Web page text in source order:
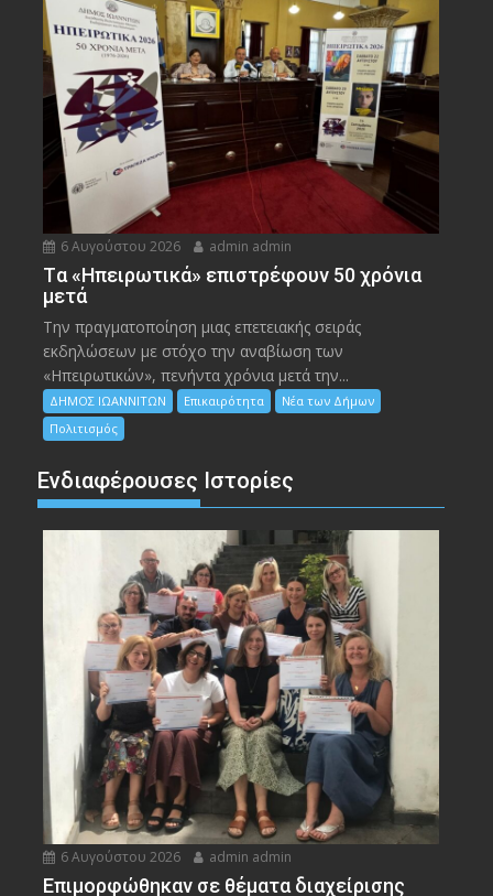
6 Αυγούστου 2026 admin admin
Tα «Ηπειρωτικά» επιστρέφουν 50 χρόνια
μετά
Την πραγματοποίηση μιας επετειακής σειράς
εκδηλώσεων με στόχο την αναβίωση των
«Ηπειρωτικών», πενήντα χρόνια μετά την...
ΔΗΜΟΣ ΙΩΑΝΝΙΤΩΝ Επικαιρότητα
Νέα των Δήμων
Πολιτισμός
Ενδιαφέρουσες Ιστορίες
6 Αυγούστου 2026 admin admin
Eπιμορφώθηκαν σε θέματα διαχείρισης